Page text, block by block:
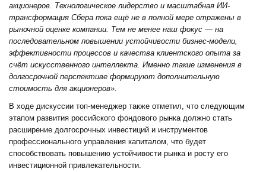
акционеров. Технологическое лидерство и масштабная ИИ-
трансформация Сбера пока ещё не в полной мере отражены в
рыночной оценке компании. Тем не менее наш фокус — на
последовательном повышении устойчивости бизнес-модели,
эффективности процессов и качества клиентского опыта за
счёт искусственного интеллекта. Именно такие изменения в
долгосрочной перспективе формируют дополнительную
стоимость для акционеров».
В ходе дискуссии топ-менеджер также отметил, что следующим
этапом развития российского фондового рынка должно стать
расширение долгосрочных инвестиций и инструментов
профессионального управления капиталом, что будет
способствовать повышению устойчивости рынка и росту его
инвестиционной привлекательности.